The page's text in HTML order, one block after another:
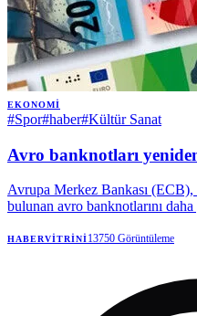
EKONOMI
#Spor#haber#Kültür Sanat
Avro banknotları
Avrupa Merkez Bankası (ECB),
bulunan avro banknotlarını
Ajansı
HABERVITRINI13750 Görüntüleme